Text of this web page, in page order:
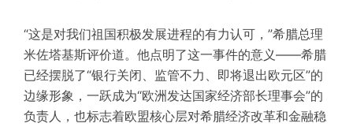
“这是对我们祖国积极发展进程的有力认可，”希腊总理
米佐塔基斯评价道。他点明了这一事件的意义——希腊
已经摆脱了“银行关闭、监管不力、即将退出欧元区”的
边缘形象，一跃成为“欧洲发达国家经济部长理事会”的
负责人，也标志着欧盟核心层对希腊经济改革和金融稳